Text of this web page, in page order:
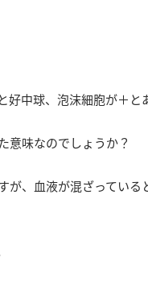
好中球、泡沫細胞が＋と
意味なのでしょうか？
が、血液が混ざっている